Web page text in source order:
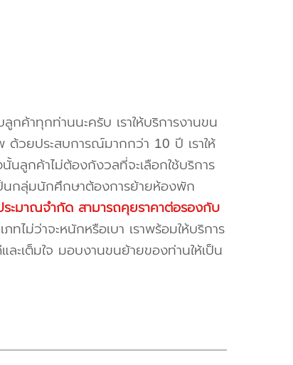
กค้าทุกท่านนะครับ เราให้บริการงานขน
ยประสบการณ์มากกว่า 10 ปี เราให้
ลูกค้าไม่ต้องกังวลที่จะเลือกใช้บริการ
ป็นกลุ่มนักศึกษาต้องการย้ายห้องพัก
ะมาณจำกัด สามารถคุยราคาต่อรองกับ
ไม่ว่าจะหนักหรือเบา เราพร้อมให้บริการ
ะเต็มใจ มอบงานขนย้ายของท่านให้เป็น